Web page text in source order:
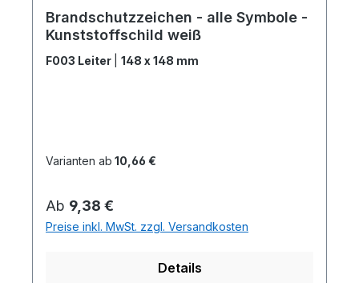
Brandschutzzeichen - alle Symbole -
Kunststoffschild weiß
F003 Leiter 148 x 148 mm
Varianten ab 10,66 €
Regulärer Preis:
Ab 9,38 €
Preise inkl. MwSt. zzgl. Versandkosten
Details